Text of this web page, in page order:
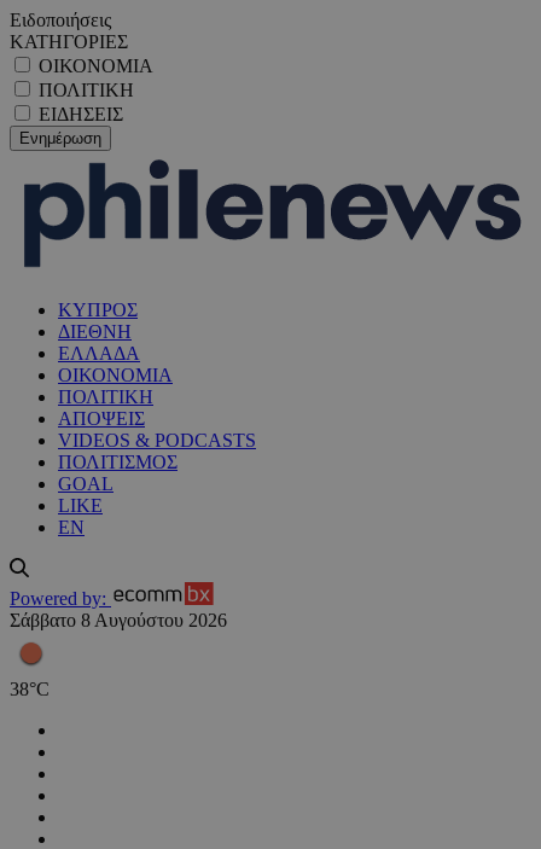
Ειδοποιήσεις
ΚΑΤΗΓΟΡΙΕΣ
ΟΙΚΟΝΟΜΙΑ
ΠΟΛΙΤΙΚΗ
ΕΙΔΗΣΕΙΣ
ΚΥΠΡΟΣ
ΔΙΕΘΝΗ
ΕΛΛΑΔΑ
ΟΙΚΟΝΟΜΙΑ
ΠΟΛΙΤΙΚΗ
ΑΠΟΨΕΙΣ
VIDEOS & PODCASTS
ΠΟΛΙΤΙΣΜΟΣ
GOAL
LIKE
EN
Powered by:
Σάββατο 8 Αυγούστου 2026
38°C